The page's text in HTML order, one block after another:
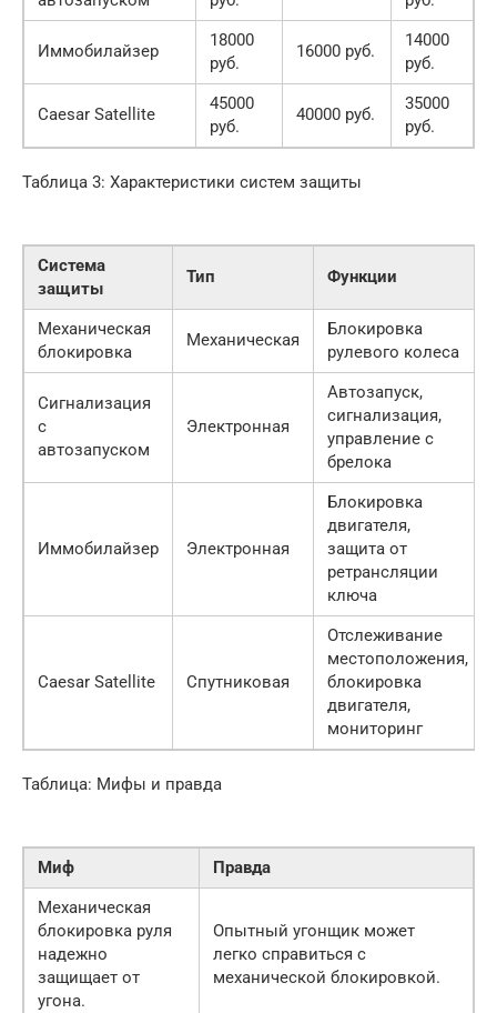
Иммобилайзер
18000
руб.
16000 руб.
14000
руб.
Caesar Satellite
45000
руб.
40000 руб.
35000
руб.
Таблица 3: Характеристики систем защиты
Система
защиты
Тип Функции
Механическая
блокировка
Механическая
Блокировка
рулевого колеса
Сигнализация
с
автозапуском
Электронная
Автозапуск,
сигнализация,
управление с
брелока
Иммобилайзер Электронная
Блокировка
двигателя,
защита от
ретрансляции
ключа
Caesar Satellite Спутниковая
Отслеживание
местоположения,
блокировка
двигателя,
мониторинг
Таблица: Мифы и правда
Миф
Правда
Механическая
блокировка руля
надежно
защищает от
угона.
Опытный угонщик может
легко справиться с
механической блокировкой.